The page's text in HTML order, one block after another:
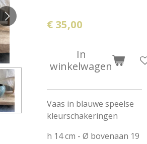
€ 35,00
In
winkelwagen
Vaas in blauwe speelse
kleurschakeringen
h 14 cm - Ø bovenaan 19